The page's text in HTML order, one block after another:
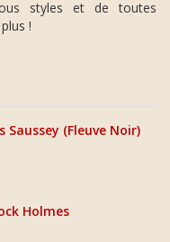
styles et de toutes
!
(Fleuve Noir)
Holmes